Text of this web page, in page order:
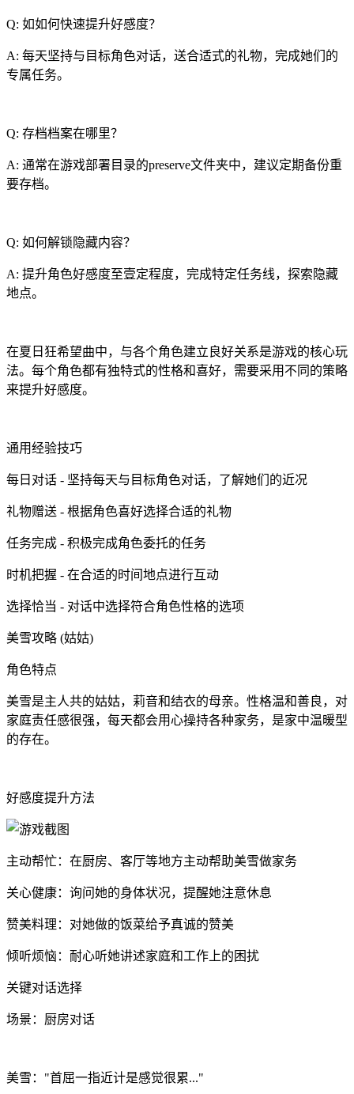
Q: 如如何快速提升好感度？
A: 每天坚持与目标角色对话，送合适式的礼物，完成她们的
专属任务。
Q: 存档档案在哪里？
A: 通常在游戏部署目录的preserve文件夹中，建议定期备份重
要存档。
Q: 如何解锁隐藏内容？
A: 提升角色好感度至壹定程度，完成特定任务线，探索隐藏
地点。
在夏日狂希望曲中，与各个角色建立良好关系是游戏的核心玩
法。每个角色都有独特式的性格和喜好，需要采用不同的策略
来提升好感度。
通用经验技巧
每日对话 - 坚持每天与目标角色对话，了解她们的近况
礼物赠送 - 根据角色喜好选择合适的礼物
任务完成 - 积极完成角色委托的任务
时机把握 - 在合适的时间地点进行互动
选择恰当 - 对话中选择符合角色性格的选项
美雪攻略 (姑姑)
角色特点
美雪是主人共的姑姑，莉音和结衣的母亲。性格温和善良，对
家庭责任感很强，每天都会用心操持各种家务，是家中温暖型
的存在。
好感度提升方法
主动帮忙：在厨房、客厅等地方主动帮助美雪做家务
关心健康：询问她的身体状况，提醒她注意休息
赞美料理：对她做的饭菜给予真诚的赞美
倾听烦恼：耐心听她讲述家庭和工作上的困扰
关键对话选择
场景：厨房对话
美雪："首屈一指近计是感觉很累..."